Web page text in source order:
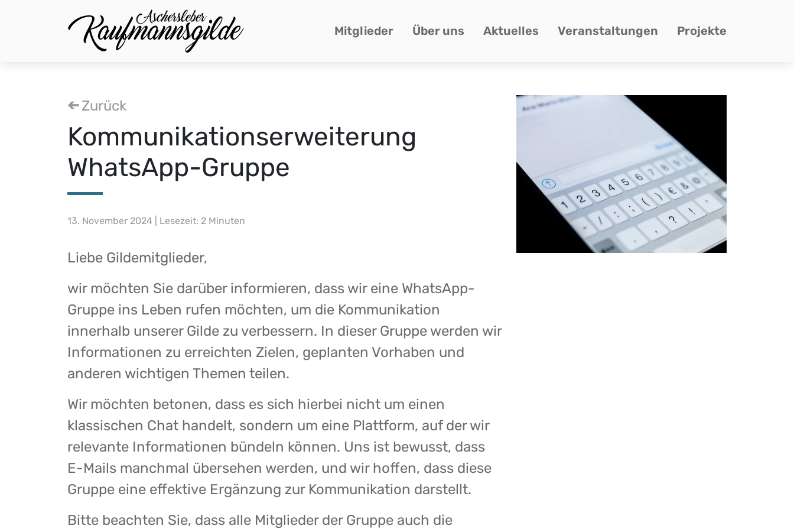
Mitglieder Über uns Aktuelles Veranstaltungen Projekte
Zurück
Kommunikationserweiterung
WhatsApp-Gruppe
13. November 2024 | Lesezeit: 2 Minuten
Liebe Gildemitglieder,
wir möchten Sie darüber informieren, dass wir eine WhatsApp-
Gruppe ins Leben rufen möchten, um die Kommunikation
innerhalb unserer Gilde zu verbessern. In dieser Gruppe werden wir
Informationen zu erreichten Zielen, geplanten Vorhaben und
anderen wichtigen Themen teilen.
Wir möchten betonen, dass es sich hierbei nicht um einen
klassischen Chat handelt, sondern um eine Plattform, auf der wir
relevante Informationen bündeln können. Uns ist bewusst, dass
E-Mails manchmal übersehen werden, und wir hoffen, dass diese
Gruppe eine effektive Ergänzung zur Kommunikation darstellt.
Bitte beachten Sie, dass alle Mitglieder der Gruppe auch die